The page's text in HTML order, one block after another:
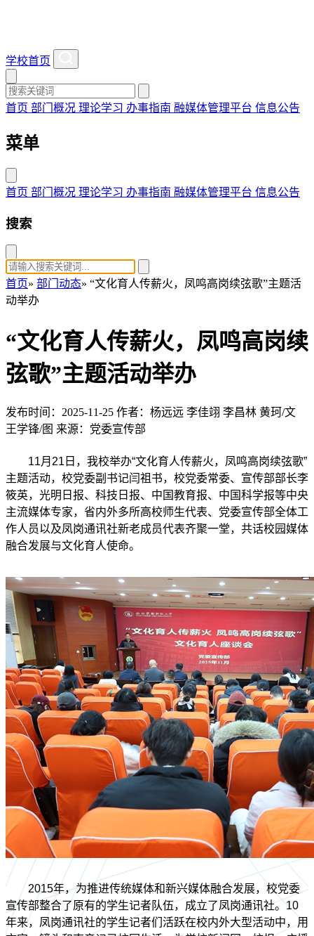
学校首页
首页 部门概况 理论学习 办事指南 融媒体管理平台 信息公告
菜单
首页 部门概况 理论学习 办事指南 融媒体管理平台 信息公告
搜索
首页» 部门动态» “文化育人传薪火，凤鸣高岗续弦歌”主题活
动举办
“文化育人传薪火，凤鸣高岗续
弦歌”主题活动举办
发布时间：2025-11-25 作者：杨远远 李佳翊 李昌林 黄珂/文
王学锋/图 来源：党委宣传部
11月21日，我校举办“文化育人传薪火，凤鸣高岗续弦歌”
主题活动，校党委副书记闫祖书，校党委常委、宣传部部长李
筱英，光明日报、科技日报、中国教育报、中国科学报等中央
主流媒体专家，省内外多所高校师生代表、党委宣传部全体工
作人员以及凤岗通讯社新老成员代表齐聚一堂，共话校园媒体
融合发展与文化育人使命。
2015年，为推进传统媒体和新兴媒体融合发展，校党委
宣传部整合了原有的学生记者队伍，成立了凤岗通讯社。10
年来，凤岗通讯社的学生记者们活跃在校内外大型活动中，用